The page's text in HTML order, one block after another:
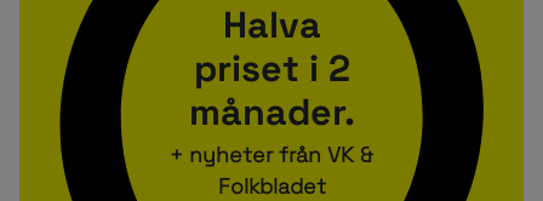
Halva
priset i 2
månader.
+ nyheter från VK &
Folkbladet